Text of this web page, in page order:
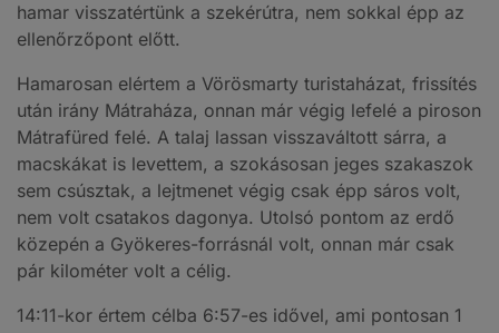
hamar visszatértünk a szekérútra, nem sokkal épp az
ellenőrzőpont előtt.
Hamarosan elértem a Vörösmarty turistaházat, frissítés
után irány Mátraháza, onnan már végig lefelé a piroson
Mátrafüred felé. A talaj lassan visszaváltott sárra, a
macskákat is levettem, a szokásosan jeges szakaszok
sem csúsztak, a lejtmenet végig csak épp sáros volt,
nem volt csatakos dagonya. Utolsó pontom az erdő
közepén a Gyökeres-forrásnál volt, onnan már csak
pár kilométer volt a célig.
14:11-kor értem célba 6:57-es idővel, ami pontosan 1